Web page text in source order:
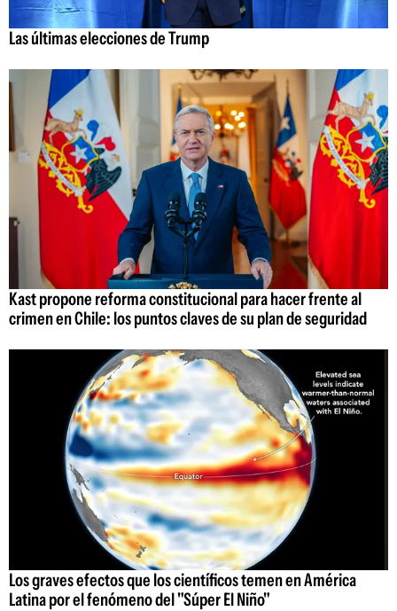
Las últimas elecciones de Trump
Kast propone reforma constitucional para hacer frente al
crimen en Chile: los puntos claves de su plan de seguridad
Los graves efectos que los científicos temen en América
Latina por el fenómeno del "Súper El Niño"